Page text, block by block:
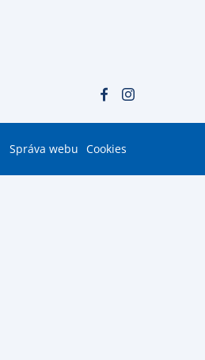
Správa webu Cookies